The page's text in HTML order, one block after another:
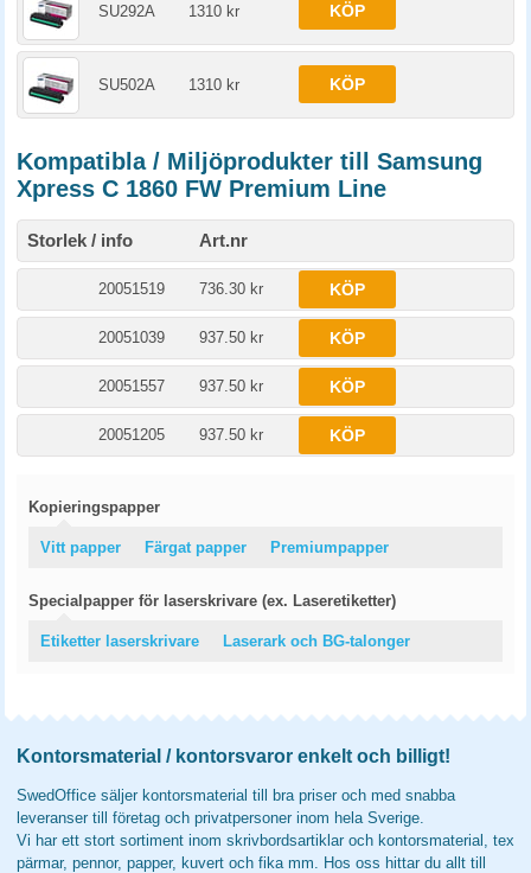
SU292A 1310 kr KÖP
SU502A 1310 kr KÖP
Kompatibla / Miljöprodukter till Samsung
Xpress C 1860 FW Premium Line
Storlek / info Art.nr
20051519 736.30 kr KÖP
20051039 937.50 kr KÖP
20051557 937.50 kr KÖP
20051205 937.50 kr KÖP
Kopieringspapper
Vitt papper Färgat papper Premiumpapper
Specialpapper för laserskrivare (ex. Laseretiketter)
Etiketter laserskrivare Laserark och BG-talonger
Kontorsmaterial / kontorsvaror enkelt och billigt!
SwedOffice säljer kontorsmaterial till bra priser och med snabba
leveranser till företag och privatpersoner inom hela Sverige.
Vi har ett stort sortiment inom skrivbordsartiklar och kontorsmaterial, tex
pärmar, pennor, papper, kuvert och fika mm. Hos oss hittar du allt till